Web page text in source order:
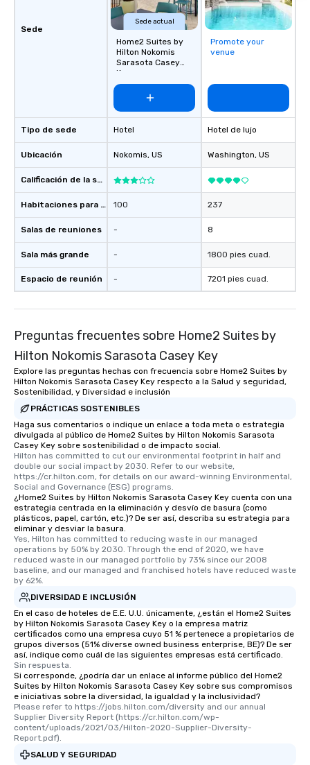
Sede
Tipo de sede
Ubicación
Calificación de la sede
Habitaciones para huéspedes
Salas de reuniones
Sala más grande
Espacio de reunión
Sede actual
Home2 Suites by
Hilton Nokomis
Sarasota Casey
Key
Hotel
Nokomis, US
100
-
-
-
Promote your
venue
Hotel de lujo
Washington, US
237
8
1800 pies cuad.
7201 pies cuad.
Preguntas frecuentes sobre Home2 Suites by
Hilton Nokomis Sarasota Casey Key
Explore las preguntas hechas con frecuencia sobre Home2 Suites by
Hilton Nokomis Sarasota Casey Key respecto a la Salud y seguridad,
Sostenibilidad, y Diversidad e inclusión
PRÁCTICAS SOSTENIBLES
Haga sus comentarios o indique un enlace a toda meta o estrategia
divulgada al público de Home2 Suites by Hilton Nokomis Sarasota
Casey Key sobre sostenibilidad o de impacto social.
Hilton has committed to cut our environmental footprint in half and
double our social impact by 2030. Refer to our website,
https://cr.hilton.com, for details on our award-winning Environmental,
Social and Governance (ESG) programs.
¿Home2 Suites by Hilton Nokomis Sarasota Casey Key cuenta con una
estrategia centrada en la eliminación y desvío de basura (como
plásticos, papel, cartón, etc.)? De ser así, describa su estrategia para
eliminar y desviar la basura.
Yes, Hilton has committed to reducing waste in our managed
operations by 50% by 2030. Through the end of 2020, we have
reduced waste in our managed portfolio by 73% since our 2008
baseline, and our managed and franchised hotels have reduced waste
by 62%.
DIVERSIDAD E INCLUSIÓN
En el caso de hoteles de E.E. U.U. únicamente, ¿están el Home2 Suites
by Hilton Nokomis Sarasota Casey Key o la empresa matriz
certificados como una empresa cuyo 51 % pertenece a propietarios de
grupos diversos (51% diverse owned business enterprise, BE)? De ser
así, indique como cuál de las siguientes empresas está certificado.
Sin respuesta.
Si corresponde, ¿podría dar un enlace al informe público del Home2
Suites by Hilton Nokomis Sarasota Casey Key sobre sus compromisos
e iniciativas sobre la diversidad, la igualdad y la inclusividad?
Please refer to https://jobs.hilton.com/diversity and our annual
Supplier Diversity Report (https://cr.hilton.com/wp-
content/uploads/2021/03/Hilton-2020-Supplier-Diversity-
Report.pdf).
SALUD Y SEGURIDAD